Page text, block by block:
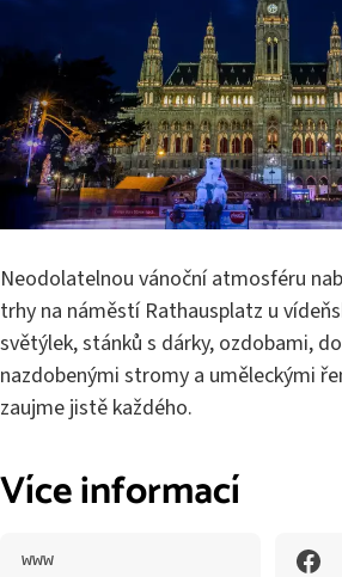
Neodolatelnou vánoční atmosféru
trhy na náměstí Rathausplatz u
světýlek, stánků s dárky, ozdobami,
nazdobenými stromy a uměleckými
zaujme jistě každého.
Více informací